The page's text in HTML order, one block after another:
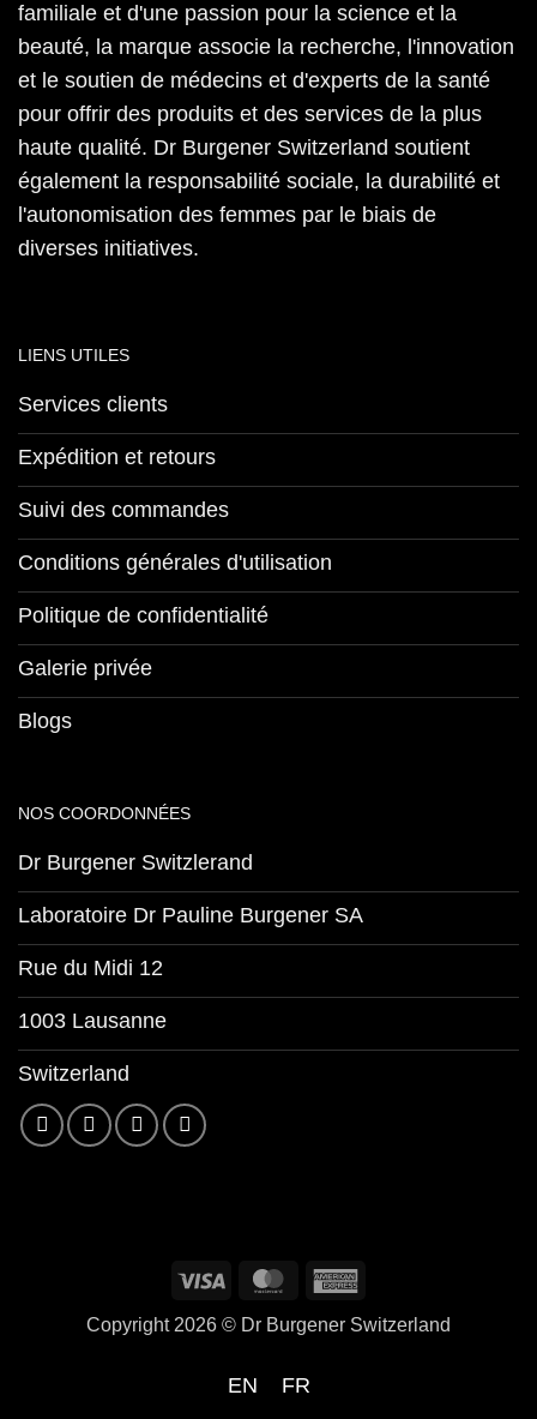
familiale et d'une passion pour la science et la
beauté, la marque associe la recherche, l'innovation
et le soutien de médecins et d'experts de la santé
pour offrir des produits et des services de la plus
haute qualité. Dr Burgener Switzerland soutient
également la responsabilité sociale, la durabilité et
l'autonomisation des femmes par le biais de
diverses initiatives.
LIENS UTILES
Services clients
Expédition et retours
Suivi des commandes
Conditions générales d'utilisation
Politique de confidentialité
Galerie privée
Blogs
NOS COORDONNÉES
Dr Burgener Switzlerand
Laboratoire Dr Pauline Burgener SA
Rue du Midi 12
1003 Lausanne
Switzerland
Copyright 2026 © Dr Burgener Switzerland
EN FR